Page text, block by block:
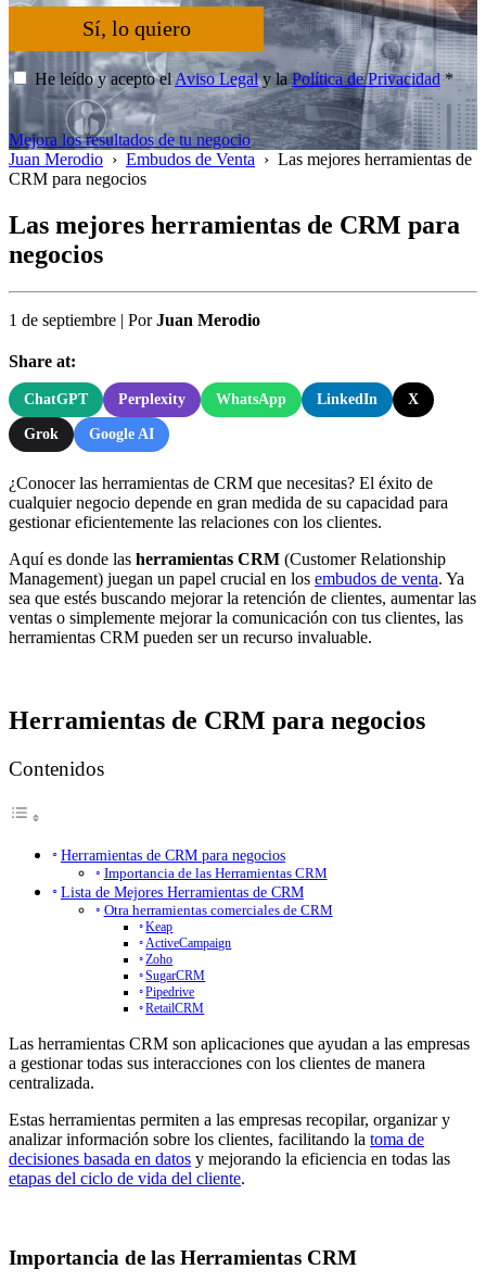
Sí, lo quiero
He leído y acepto el Aviso Legaly laPolítica de Privacidad*
Mejora los resultados de tu negocio
Juan Merodio › Embudos de Venta › Las mejores herramientas de
CRM para negocios
Las mejores herramientas de CRM para
negocios
1 de septiembre | PorJuan Merodio
Share at:
ChatGPT Perplexity WhatsApp LinkedIn X
Grok Google AI
¿Conocer las herramientas de CRM que necesitas? El éxito de
cualquier negocio depende en gran medida de su capacidad para
gestionar eficientemente las relaciones con los clientes.
Aquí es donde las herramientas CRM (Customer Relationship
Management) juegan un papel crucial en los embudos de venta. Ya
sea que estés buscando mejorar la retención de clientes, aumentar las
ventas o simplemente mejorar la comunicación con tus clientes, las
herramientas CRM pueden ser un recurso invaluable.
Herramientas de CRM para negocios
Contenidos
Herramientas de CRM para negocios
Importancia de las Herramientas CRM
Lista de Mejores Herramientas de CRM
Otra herramientas comerciales de CRM
Keap
ActiveCampaign
Zoho
SugarCRM
Pipedrive
RetailCRM
Las herramientas CRM son aplicaciones que ayudan a las empresas
a gestionar todas sus interacciones con los clientes de manera
centralizada.
Estas herramientas permiten a las empresas recopilar, organizar y
analizar información sobre los clientes, facilitando la toma de
decisiones basada en datos y mejorando la eficiencia en todas las
etapas del ciclo de vida del cliente.
Importancia de las Herramientas CRM